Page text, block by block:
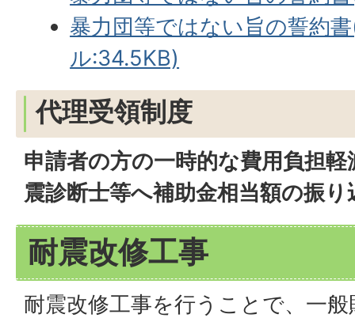
暴力団等ではない旨の誓約
ル:34.5KB)
代理受領制度
申請者の方の一時的な費用負担
震診断士等へ補助金相当額の振
耐震改修工事
耐震改修工事を行うことで、一